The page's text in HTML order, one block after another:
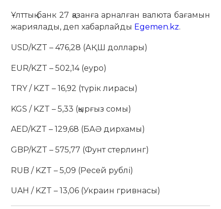
Ұлттық банк 27 қазанға арналған валюта бағамын
жариялады, деп хабарлайды Egemen.kz.
USD/KZT – 476,28 (АҚШ доллары)
EUR/KZT – 502,14 (еуро)
TRY / KZT – 16,92 (түрік лирасы)
KGS / KZT – 5,33 (қырғыз сомы)
AED/KZT – 129,68 (БАӘ дирхамы)
GBP/KZT – 575,77 (Фунт стерлинг)
RUB / KZT – 5,09 (Ресей рублі)
UAH / KZT – 13,06 (Украин гривнасы)